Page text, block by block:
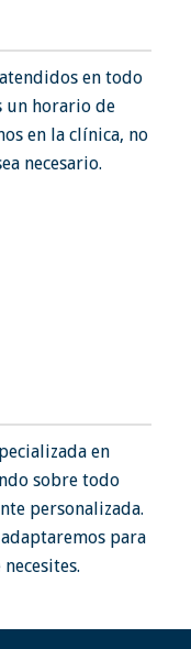
en todo
un horario de
en la clínica, no
necesario.
en
sobre todo
personalizada.
para